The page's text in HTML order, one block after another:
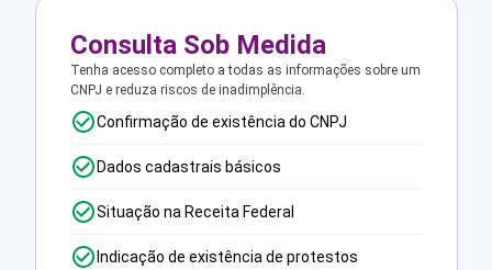
Consulta Sob Medida
Tenha acesso completo a todas as informações sobre um
CNPJ e reduza riscos de inadimplência.
Confirmação de existência do CNPJ
Dados cadastrais básicos
Situação na Receita Federal
Indicação de existência de protestos